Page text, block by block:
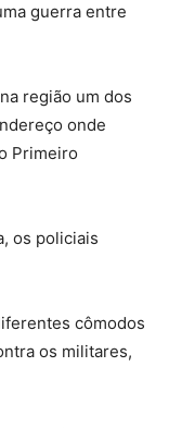
guerra entre
região um dos
onde
Primeiro
os policiais
cômodos
os militares,